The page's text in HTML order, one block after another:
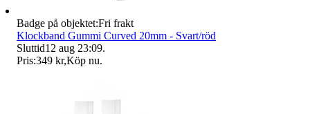
Badge på objektet:Fri frakt
Klockband Gummi Curved 20mm - Svart/röd
Sluttid12 aug 23:09.
Pris:349 kr,Köp nu.